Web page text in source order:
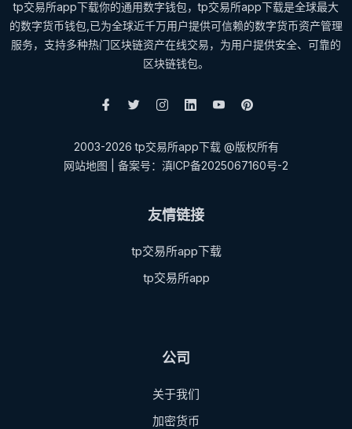
tp交易所app下载你的通用数字钱包，tp交易所app下载是全球最大
的数字货币钱包,已为全球近千万用户提供可信赖的数字货币资产管理
服务，支持多种热门区块链资产在线交易，为用户提供安全、可靠的
区块链钱包。
2003-2026 tp交易所app下载 @版权所有
网站地图 | 备案号：滇ICP备2025067160号-2
友情链接
tp交易所app下载
tp交易所app
公司
关于我们
加密货币